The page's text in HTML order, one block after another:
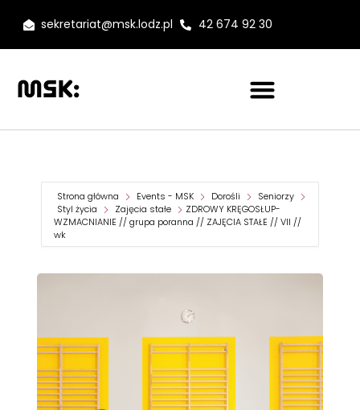
sekretariat@msk.lodz.pl 42 674 92 30
Strona główna Events - MSK Dorośli
Seniorzy
Styl życia
Zajęcia stałe
ZDROWY KRĘGOSŁUP-
WZMACNIANIE // grupa poranna // ZAJĘCIA STAŁE // VII //
wk